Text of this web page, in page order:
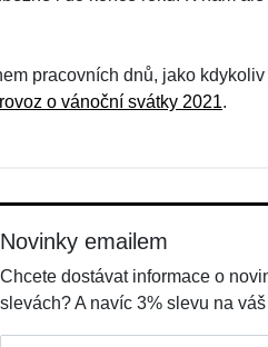
pracovních dnů, jako
o vánoční svátky 2021.
Novinky emailem
Chcete dostávat informace o
slevách? A navíc 3% slevu na